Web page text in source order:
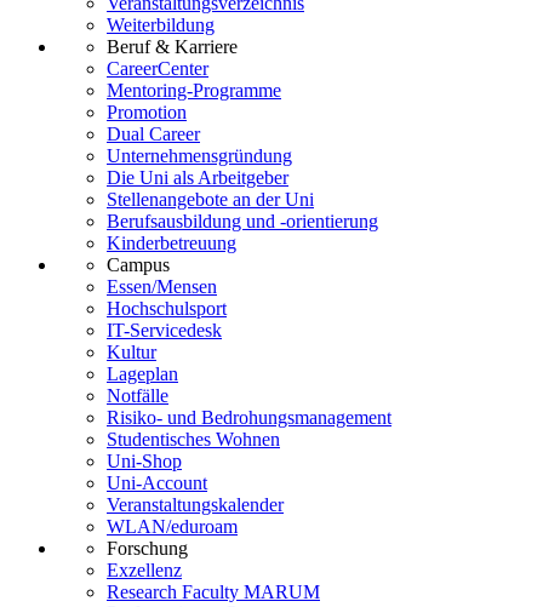
Weiterbildung
Beruf & Karriere
CareerCenter
Mentoring-Programme
Promotion
Dual Career
Unternehmensgründung
Die Uni als Arbeitgeber
Stellenangebote an der Uni
Berufsausbildung und -orientierung
Kinderbetreuung
Campus
Essen/Mensen
Hochschulsport
IT-Servicedesk
Kultur
Lageplan
Notfälle
Risiko- und Bedrohungsmanagement
Studentisches Wohnen
Uni-Shop
Uni-Account
Veranstaltungskalender
WLAN/eduroam
Forschung
Exzellenz
Research Faculty MARUM